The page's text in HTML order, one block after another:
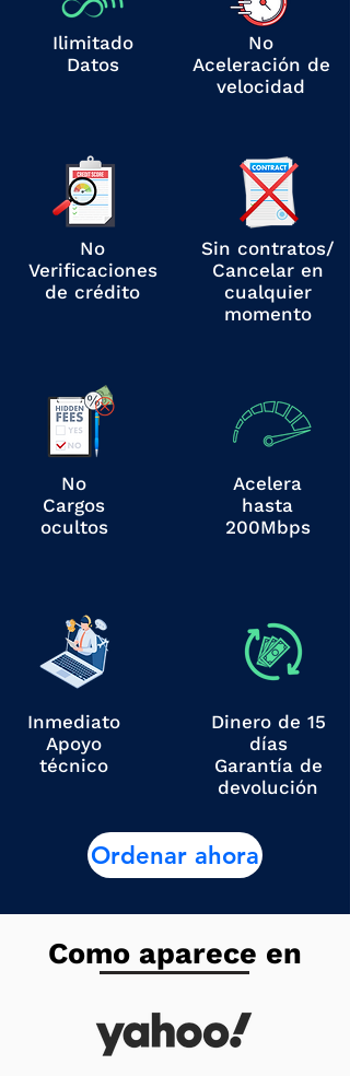
Ilimitado
Datos
No
Verificaciones
de crédito
No
Cargos
ocultos
Inmediato
Apoyo
técnico
No
Aceleración de
velocidad
Sin contratos/
Cancelar en
cualquier
momento
​Acelera
hasta
200Mbps
Dinero de 15
días
Garantía de
devolución
Ordenar ahora
Como aparece en